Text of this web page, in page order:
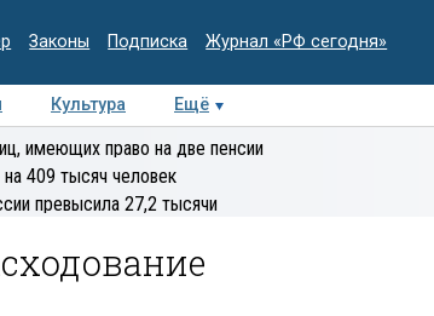
Законы Подписка Журнал «РФ сегодня»
Культура Ещё
Колумнисты
Деловая
имеющих право на две пенсии
409 тысяч человек
превысила 27,2 тысячи